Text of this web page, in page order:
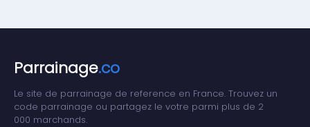
Parrainage.co
Le site de parrainage de reference en France. Trouvez un
code parrainage ou partagez le votre parmi plus de 2
000 marchands.